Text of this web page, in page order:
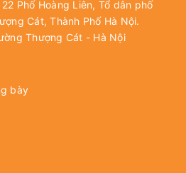
Phố Hoàng Liên, Tổ dân phố
Cát, Thành Phố Hà Nội.
Thượng Cát - Hà Nội
bày